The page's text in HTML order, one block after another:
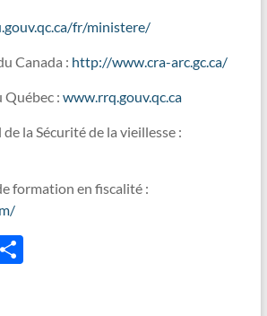
fr/ministere/
Canada : http://www.cra-arc.gc.ca/
Québec : www.rrq.gouv.qc.ca
la Sécurité de la vieillesse :
formation en fiscalité :
P